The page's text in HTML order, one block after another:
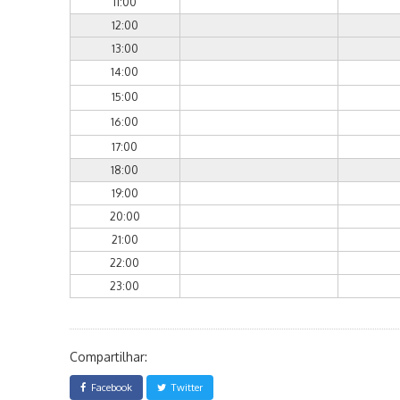
12:00
13:00
14:00
15:00
16:00
17:00
18:00
19:00
20:00
21:00
22:00
23:00
Compartilhar:
Facebook Twitter